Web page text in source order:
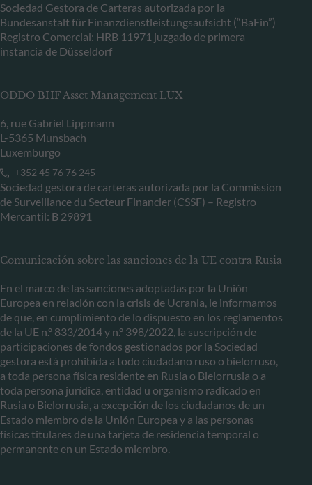
Sociedad Gestora de Carteras autorizada por la
Bundesanstalt für Finanzdienstleistungsaufsicht (“BaFin”)
Registro Comercial: HRB 11971 juzgado de primera
instancia de Düsseldorf
ODDO BHF Asset Management LUX
6, rue Gabriel Lippmann
L-5365 Munsbach
Luxemburgo
+352 45 76 76 245
Sociedad gestora de carteras autorizada por la Commission
de Surveillance du Secteur Financier (CSSF) – Registro
Mercantil: B 29891
Comunicación sobre las sanciones de la UE contra Rusia
En el marco de las sanciones adoptadas por la Unión
Europea en relación con la crisis de Ucrania, le informamos
de que, en cumplimiento de lo dispuesto en los reglamentos
de la UE n.º 833/2014 y n.º 398/2022, la suscripción de
participaciones de fondos gestionados por la Sociedad
gestora está prohibida a todo ciudadano ruso o bielorruso,
a toda persona física residente en Rusia o Bielorrusia o a
toda persona jurídica, entidad u organismo radicado en
Rusia o Bielorrusia, a excepción de los ciudadanos de un
Estado miembro de la Unión Europea y a las personas
físicas titulares de una tarjeta de residencia temporal o
permanente en un Estado miembro.